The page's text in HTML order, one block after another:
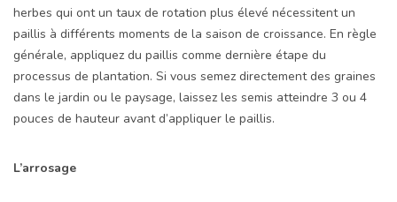
herbes qui ont un taux de rotation plus élevé nécessitent un
paillis à différents moments de la saison de croissance. En règle
générale, appliquez du paillis comme dernière étape du
processus de plantation. Si vous semez directement des graines
dans le jardin ou le paysage, laissez les semis atteindre 3 ou 4
pouces de hauteur avant d’appliquer le paillis.
L’arrosage